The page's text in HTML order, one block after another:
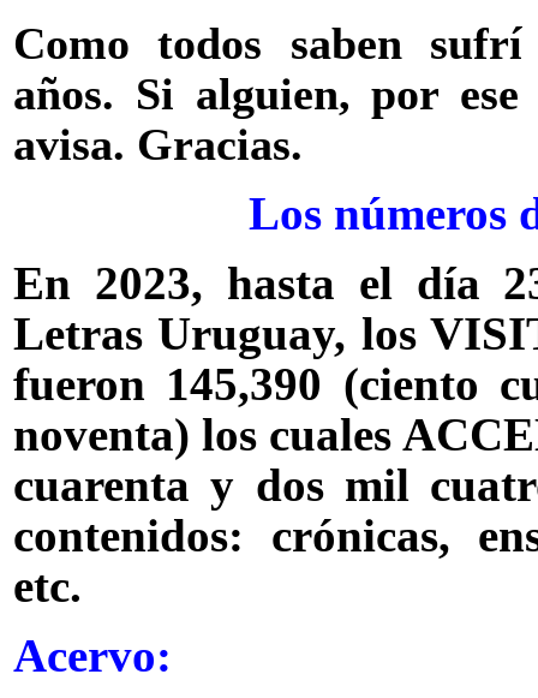
Como todos saben
años. Si alguien, por
avisa. Gracias.
Los números
En 2023, hasta el día
Letras Uruguay, los
fueron 145,390 (ciento
noventa) los cuales
cuarenta y dos mil
contenidos: crónicas,
etc.
Acervo: